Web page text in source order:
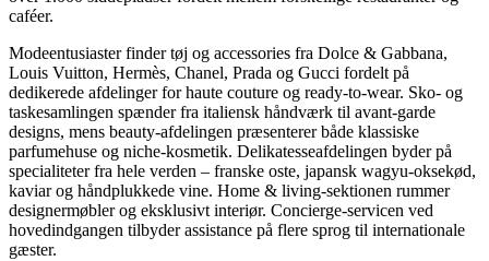
caféer.
Modeentusiaster finder tøj og accessories fra Dolce & Gabbana,
Louis Vuitton, Hermès, Chanel, Prada og Gucci fordelt på
dedikerede afdelinger for haute couture og ready-to-wear. Sko- og
taskesamlingen spænder fra italiensk håndværk til avant-garde
designs, mens beauty-afdelingen præsenterer både klassiske
parfumehuse og niche-kosmetik. Delikatesseafdelingen byder på
specialiteter fra hele verden – franske oste, japansk wagyu-oksekød,
kaviar og håndplukkede vine. Home & living-sektionen rummer
designermøbler og eksklusivt interiør. Concierge-servicen ved
hovedindgangen tilbyder assistance på flere sprog til internationale
gæster.